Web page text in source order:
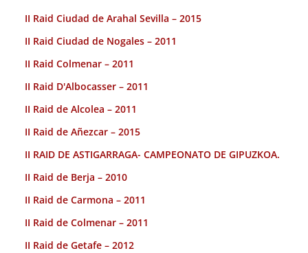
II Raid Ciudad de Arahal Sevilla – 2015
II Raid Ciudad de Nogales – 2011
II Raid Colmenar – 2011
II Raid D'Albocasser – 2011
II Raid de Alcolea – 2011
II Raid de Añezcar – 2015
II RAID DE ASTIGARRAGA- CAMPEONATO DE GIPUZKOA.
II Raid de Berja – 2010
II Raid de Carmona – 2011
II Raid de Colmenar – 2011
II Raid de Getafe – 2012